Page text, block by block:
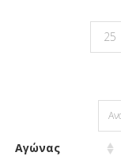
Αγώνας